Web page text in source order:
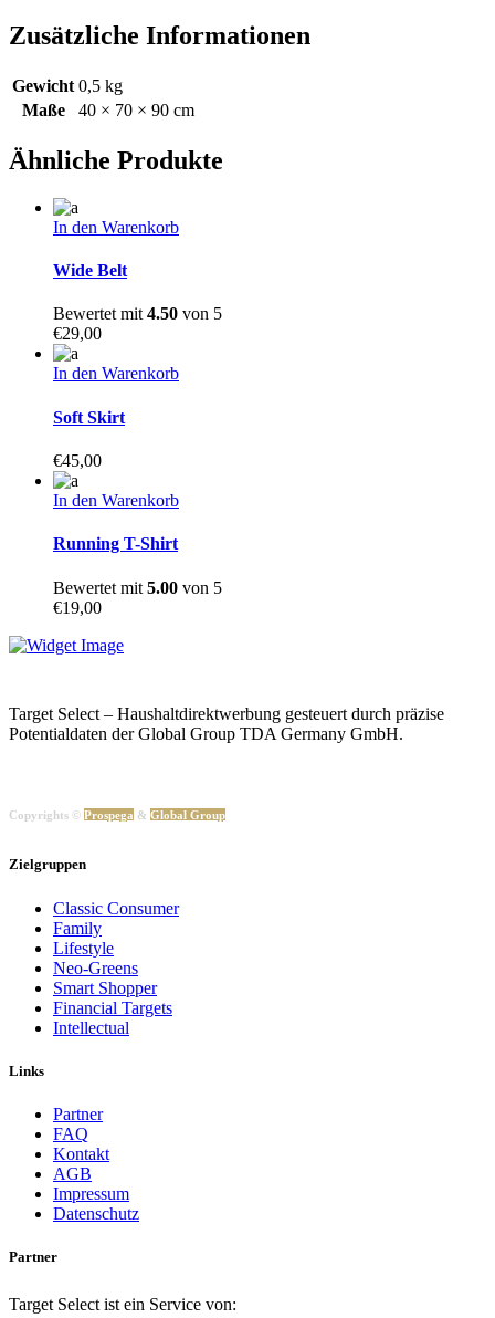
Zusätzliche Informationen
Gewicht 0,5 kg
Maße
40 × 70 × 90 cm
Ähnliche Produkte
In den Warenkorb
Wide Belt
Bewertet mit4.50 von 5
€29,00
In den Warenkorb
Soft Skirt
€45,00
In den Warenkorb
Running T-Shirt
Bewertet mit 5.00 von 5
€19,00
Target Select – Haushaltdirektwerbung gesteuert durch präzise
Potentialdaten der Global Group TDA Germany GmbH.
Copyrights © Prospega & Global Group
Zielgruppen
Classic Consumer
Family
Lifestyle
Neo-Greens
Smart Shopper
Financial Targets
Intellectual
Links
Partner
FAQ
Kontakt
AGB
Impressum
Datenschutz
Partner
Target Select ist ein Service von: